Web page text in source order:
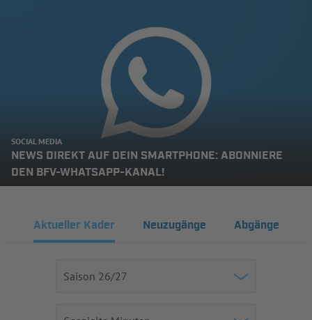
SOCIAL MEDIA
NEWS DIREKT AUF DEIN SMARTPHONE: ABONNIERE
DEN BFV-WHATSAPP-KANAL!
Aktueller Kader Neuzugänge Abgänge